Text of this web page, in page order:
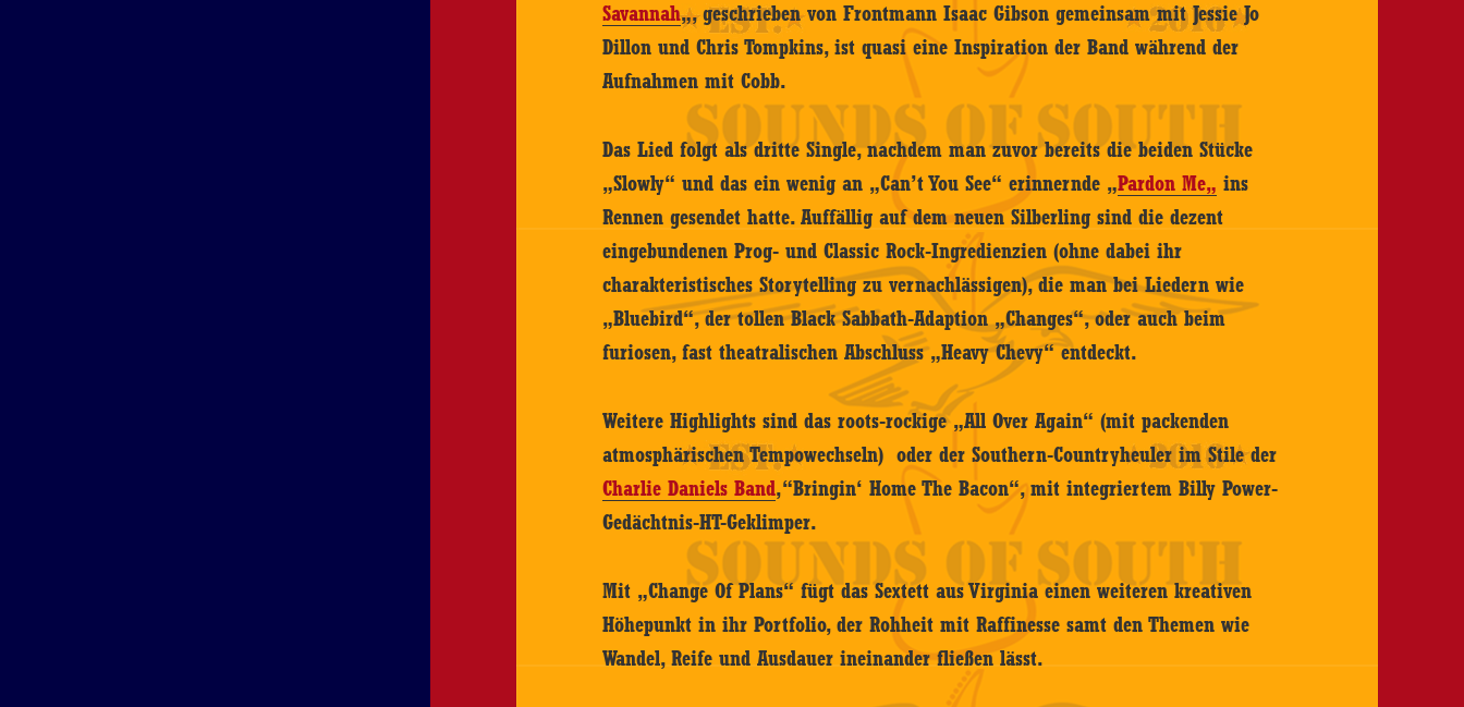
Savannah„, geschrieben von Frontmann Isaac Gibson gemeinsam mit Jessie Jo
Dillon und Chris Tompkins, ist quasi eine Inspiration der Band während der
Aufnahmen mit Cobb.
Das Lied folgt als dritte Single, nachdem man zuvor bereits die beiden Stücke
„Slowly“ und das ein wenig an „Can’t You See“ erinnernde „Pardon Me„ ins
Rennen gesendet hatte. Auffällig auf dem neuen Silberling sind die dezent
eingebundenen Prog- und Classic Rock-Ingredienzien (ohne dabei ihr
charakteristisches Storytelling zu vernachlässigen), die man bei Liedern wie
„Bluebird“, der tollen Black Sabbath-Adaption „Changes“, oder auch beim
furiosen, fast theatralischen Abschluss „Heavy Chevy“ entdeckt.
Weitere Highlights sind das roots-rockige „All Over Again“ (mit packenden
atmosphärischen Tempowechseln) oder der Southern-Countryheuler im Stile der
Charlie Daniels Band,“Bringin‘ Home The Bacon“, mit integriertem Billy Power-
Gedächtnis-HT-Geklimper.
Mit „Change Of Plans“ fügt das Sextett aus Virginia einen weiteren kreativen
Höhepunkt in ihr Portfolio, der Rohheit mit Raffinesse samt den Themen wie
Wandel, Reife und Ausdauer ineinander fließen lässt.